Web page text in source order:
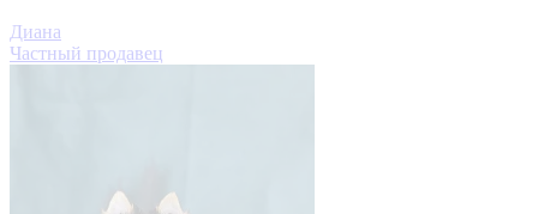
Диана
Частный продавец